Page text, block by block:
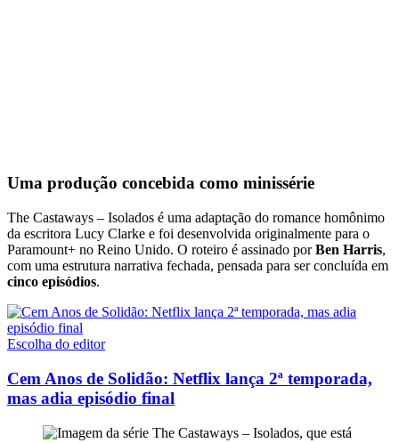
Uma produção concebida como minissérie
The Castaways – Isolados é uma adaptação do romance homônimo
da escritora Lucy Clarke e foi desenvolvida originalmente para o
Paramount+ no Reino Unido. O roteiro é assinado porBen Harris,
com uma estrutura narrativa fechada, pensada para ser concluída em
cinco episódios.
Escolha do editor
Cem Anos de Solidão: Netflix lança 2ª temporada,
mas adia episódio final